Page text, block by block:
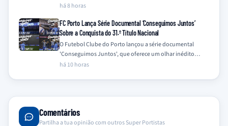
Porto, para…
há 8 horas
FC Porto Lança Série Documental ‘Conseguimos Juntos’
Sobre a Conquista do 31.º Título Nacional
O Futebol Clube do Porto lançou a série documental
'Conseguimos Juntos', que oferece um olhar inédito
sobre a campanha vitoriosa da temporada…
há 10 horas
Comentários
Partilha a tua opinião com outros Super Portistas